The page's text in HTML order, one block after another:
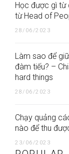
Học được gì từ
từ Head of
28/06/2023
Làm sao để
đàm tiếu? –
hard things
28/06/2023
Chạy quảng
nào để thu
23/06/2023